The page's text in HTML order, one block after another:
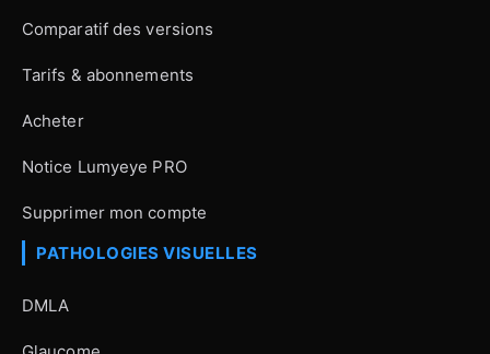
Comparatif des versions
Tarifs & abonnements
Acheter
Notice Lumyeye PRO
Supprimer mon compte
PATHOLOGIES VISUELLES
DMLA